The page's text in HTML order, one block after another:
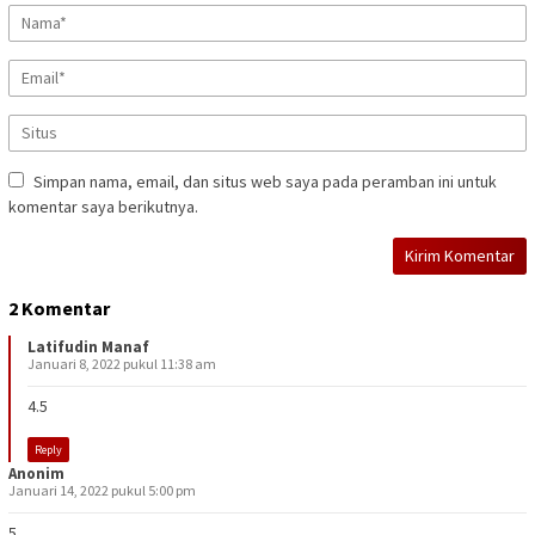
Simpan nama, email, dan situs web saya pada peramban ini untuk
komentar saya berikutnya.
2 Komentar
Latifudin Manaf
Januari 8, 2022 pukul 11:38 am
4.5
Reply
Anonim
Januari 14, 2022 pukul 5:00 pm